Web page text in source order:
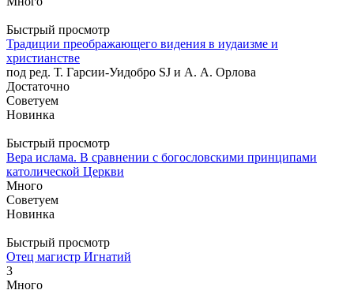
Быстрый просмотр
Традиции преображающего видения в иудаизме и
христианстве
под ред. Т. Гарсии-Уидобро SJ и А. А. Орлова
Достаточно
Советуем
Новинка
Быстрый просмотр
Вера ислама. В сравнении с богословскими принципами
католической Церкви
Много
Советуем
Новинка
Быстрый просмотр
Отец магистр Игнатий
3
Много